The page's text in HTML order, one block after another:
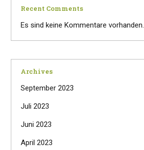
Recent Comments
Es sind keine Kommentare vorhanden.
Archives
September 2023
Juli 2023
Juni 2023
April 2023